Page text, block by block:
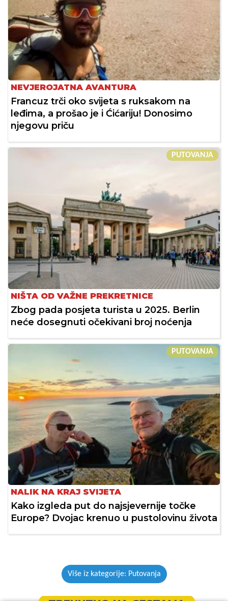
NEVJEROJATNA AVANTURA
Francuz trči oko svijeta s ruksakom na
leđima, a prošao je i Ćićariju! Donosimo
njegovu priču
PUTOVANJA
NIŠTA OD VAŽNE PREKRETNICE
Zbog pada posjeta turista u 2025. Berlin
neće dosegnuti očekivani broj noćenja
PUTOVANJA
NALIK NA KRAJ SVIJETA
Kako izgleda put do najsjevernije točke
Europe? Dvojac krenuo u pustolovinu života
Više iz kategorije: Putovanja